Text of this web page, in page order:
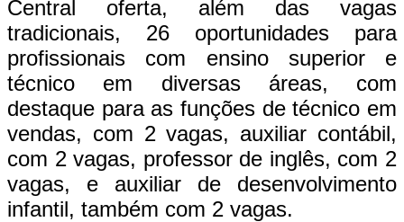
Central oferta, além das vagas
tradicionais, 26 oportunidades para
profissionais com ensino superior e
técnico em diversas áreas, com
destaque para as funções de técnico em
vendas, com 2 vagas, auxiliar contábil,
com 2 vagas, professor de inglês, com 2
vagas, e auxiliar de desenvolvimento
infantil, também com 2 vagas.